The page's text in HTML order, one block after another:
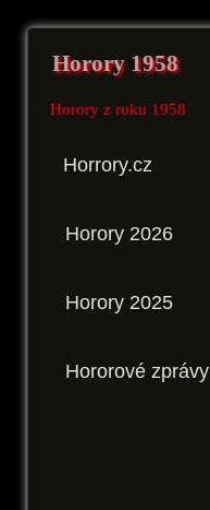
Horory 1958
Horory z roku 1958
Horrory.cz
Horory 2026
Horory 2025
Hororové zprávy